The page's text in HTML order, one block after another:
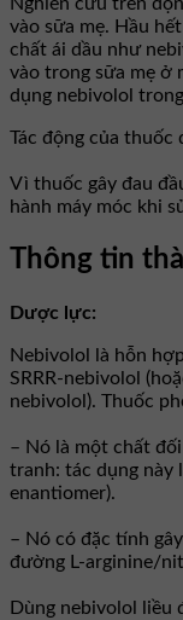
Nghiên cứu trên
vào sữa mẹ. Hầu
chất ái dầu như
vào trong sữa mẹ ở
dụng nebivolol
Tác động của thuốc
Vì thuốc gây đau
hành máy móc khi
Thông tin
Dược lực:
Nebivolol là hỗn
SRRR-nebivolol
nebivolol). Thuốc
– Nó là một chất
tranh: tác dụng này
enantiomer).
– Nó có đặc tính
đường L-arginine/
Dùng nebivolol liều